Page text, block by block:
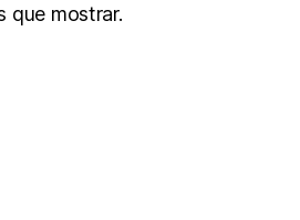
que mostrar.